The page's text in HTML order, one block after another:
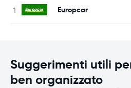
Europcar
Suggerimenti utili
ben organizzato